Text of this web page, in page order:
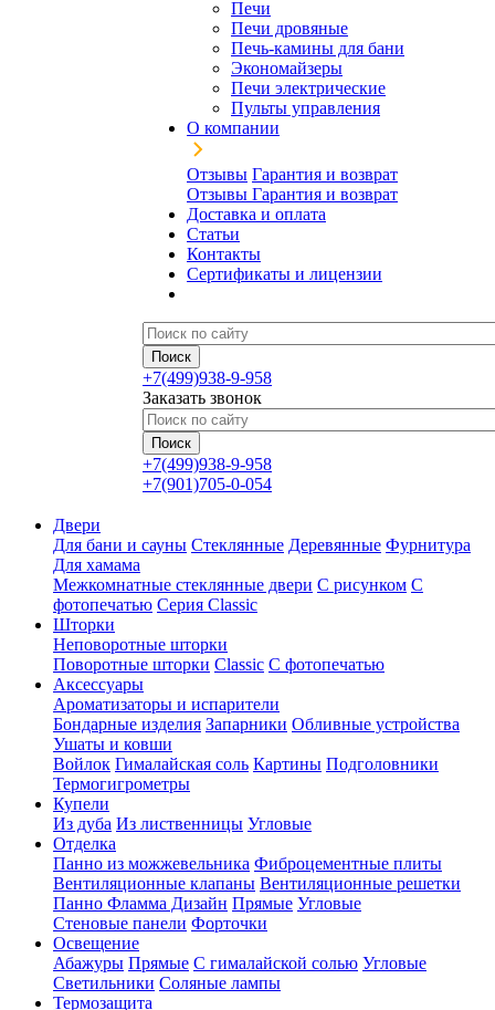
Печи
Печи дровяные
Печь-камины для бани
Экономайзеры
Печи электрические
Пульты управления
О компании
Отзывы Гарантия и возврат
Отзывы Гарантия и возврат
Доставка и оплата
Статьи
Контакты
Сертификаты и лицензии
+7(499)938-9-958
Заказать звонок
+7(499)938-9-958
+7(901)705-0-054
Двери
Для бани и сауны Стеклянные Деревянные Фурнитура
Для хамама
Межкомнатные стеклянные двери С рисунком С
фотопечатью Серия Classic
Шторки
Неповоротные шторки
Поворотные шторки Classic С фотопечатью
Аксессуары
Ароматизаторы и испарители
Бондарные изделия Запарники Обливные устройства
Ушаты и ковши
Войлок Гималайская соль Картины Подголовники
Термогигрометры
Купели
Из дуба Из лиственницы Угловые
Отделка
Панно из можжевельника Фиброцементные плиты
Вентиляционные клапаны Вентиляционные решетки
Панно Фламма Дизайн Прямые Угловые
Стеновые панели Форточки
Освещение
Абажуры Прямые С гималайской солью Угловые
Светильники Соляные лампы
Термозащита